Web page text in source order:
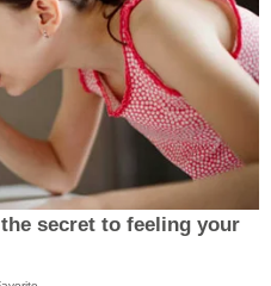
secret to feeling your